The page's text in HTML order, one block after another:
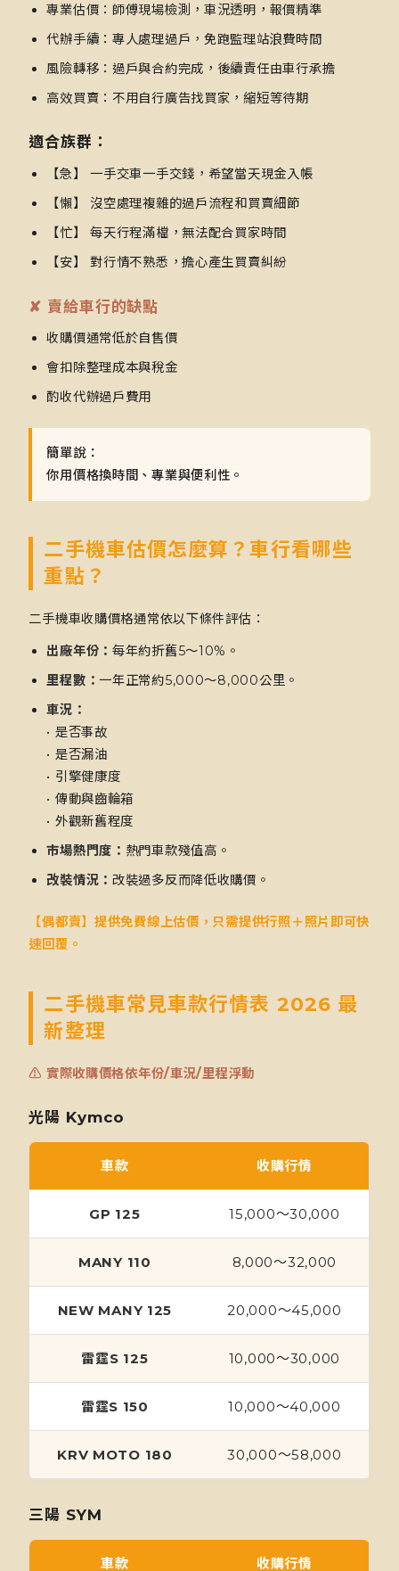
專業估價：師傅現場檢測，車況透明，報價精準
代辦手續：專人處理過戶，免跑監理站浪費時間
風險轉移：過戶與合約完成，後續責任由車行承擔
高效買賣：不用自行廣告找買家，縮短等待期
適合族群：
【急】 一手交車一手交錢，希望當天現金入帳
【懶】 沒空處理複雜的過戶流程和買賣細節
【忙】 每天行程滿檔，無法配合買家時間
【安】 對行情不熟悉，擔心產生買賣糾紛
✘ 賣給車行的缺點
收購價通常低於自售價
會扣除整理成本與稅金
酌收代辦過戶費用
簡單說：
你用價格換時間、專業與便利性。
二手機車估價怎麼算？車行看哪些
重點？
二手機車收購價格通常依以下條件評估：
出廠年份：每年約折舊5～10%。
里程數：一年正常約5,000～8,000公里。
車況：
• 是否事故
• 是否漏油
• 引擎健康度
• 傳動與齒輪箱
• 外觀新舊程度
市場熱門度： 熱門車款殘值高。
改裝情況：改裝過多反而降低收購價。
【偶都賣】提供免費線上估價，只需提供行照＋照片即可快
速回覆。
二手機車常見車款行情表 2026 最
新整理
⚠ 實際收購價格依年份/車況/里程浮動
光陽 Kymco
車款 收購行情
GP 125 15,000～30,000
MANY 110 8,000～32,000
NEW MANY 125 20,000～45,000
雷霆S 125 10,000～30,000
雷霆S 150 10,000～40,000
KRV MOTO 180 30,000～58,000
三陽 SYM
車款 收購行情